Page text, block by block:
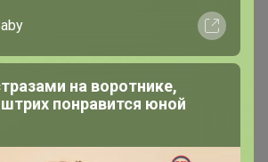
на воротнике,
понравится юной